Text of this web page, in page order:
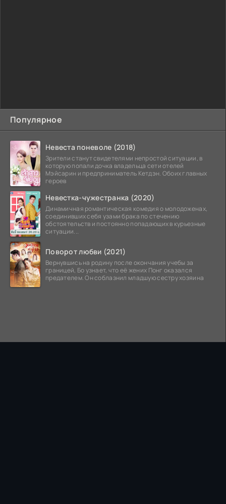
Популярное
Невеста поневоле (2018)
Зрители станут свидетелями непростой ситуации, в
которую попали дочка владельца сети отелей
Мэйсарин и предприниматель Кетдэн. Обоих главных
героев
Невестка-чужестранка (2020)
Динамичная романтическая комедия о молодоженах,
соединивших себя узами брака по стечению
обстоятельств и постоянно попадающих в курьезные
ситуации...
Поворот любви (2021)
Вернувшись на родину после окончания учебы за
границей, Бо узнает, что её жених Понг оказался
предателем. Он соблазнил младшую сестру хозяина